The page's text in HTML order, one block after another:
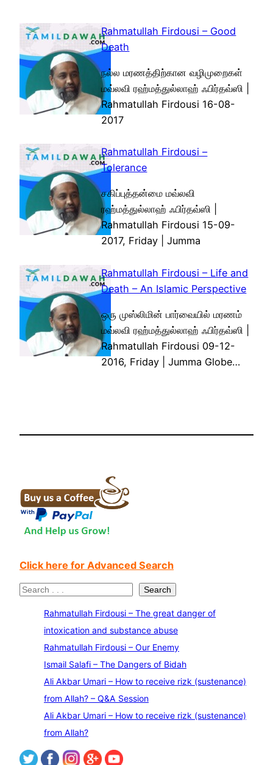
Rahmatullah Firdousi – Good
Death
நல்ல மரணத்திற்கான வழிமுறைகள்
மவ்லவி ரஹ்மத்துல்லாஹ் ஃபிர்தவ்ஸி |
Rahmatullah Firdousi 16-08-
2017
Rahmatullah Firdousi –
Tolerance
சகிப்புத்தன்மை மவ்லவி
ரஹ்மத்துல்லாஹ் ஃபிர்தவ்ஸி |
Rahmatullah Firdousi 15-09-
2017, Friday | Jumma
Rahmatullah Firdousi – Life and
Death – An Islamic Perspective
ஒரு முஸ்லிமின் பார்வையில் மரணம்
மவ்லவி ரஹ்மத்துல்லாஹ் ஃபிர்தவ்ஸி |
Rahmatullah Firdousi 09-12-
2016, Friday | Jumma Globe…
Click here for Advanced Search
S
Search
Rahmatullah Firdousi – The great danger of
intoxication and substance abuse
Rahmatullah Firdousi – Our Enemy
Ismail Salafi – The Dangers of Bidah
Ali Akbar Umari – How to receive rizk (sustenance)
from Allah? – Q&A Session
Ali Akbar Umari – How to receive rizk (sustenance)
from Allah?